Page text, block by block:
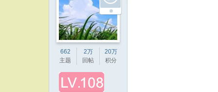
662
主题
2万
回帖
20万
积分